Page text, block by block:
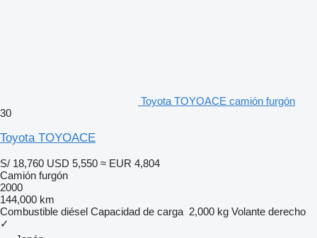
Toyota TOYOACE camión furgón
30
Toyota TOYOACE
S/ 18,760 USD 5,550 ≈ EUR 4,804
Camión furgón
2000
144,000 km
Combustible diésel Capacidad de carga 2,000 kg Volante derecho
✓